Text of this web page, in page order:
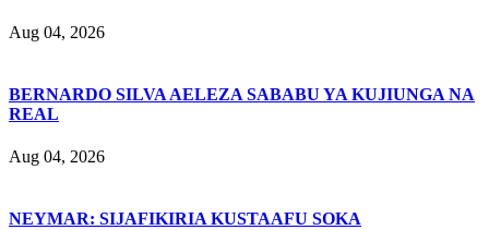
Aug 04, 2026
BERNARDO SILVA AELEZA SABABU YA KUJIUNGA NA
REAL
Aug 04, 2026
NEYMAR: SIJAFIKIRIA KUSTAAFU SOKA